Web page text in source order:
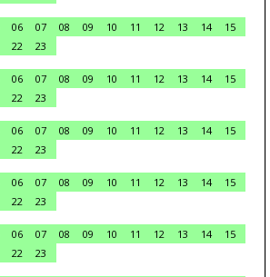
06 07 08 09 10 11 12 13 14
15
22
23
06 07 08 09 10 11 12 13 14
15
22
23
06 07 08 09 10 11 12 13 14
15
22
23
06 07 08 09 10 11 12 13 14
15
22
23
06 07 08 09 10 11 12 13 14
15
22
23